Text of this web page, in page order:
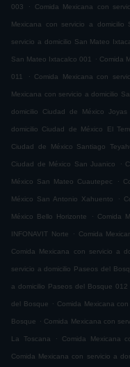
003 . Comida Mexicana con
Mexicana con servicio a domicilio
servicio a domicilio San Mateo
San Mateo Ixtacalco 001 . Comida
011 . Comida Mexicana con
Mexicana con servicio a domicilio
domicilio Ciudad de México
domicilio Ciudad de México El
Ciudad de México Santiago
Ciudad de México San Juanico .
México San Mateo Cuautepec .
México San Antonio Xahuento .
México Bello Horizonte . Comida
INFONAVIT Norte . Comida
Comida Mexicana con servicio a
servicio a domicilio Paseos del
a domicilio Paseos del Bosque 012
del Bosque . Comida Mexicana
Bosque . Comida Mexicana con
La Toscana . Comida Mexicana
Comida Mexicana con servicio a